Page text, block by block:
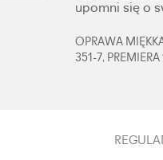
upomni się o
OPRAWA
351-7,